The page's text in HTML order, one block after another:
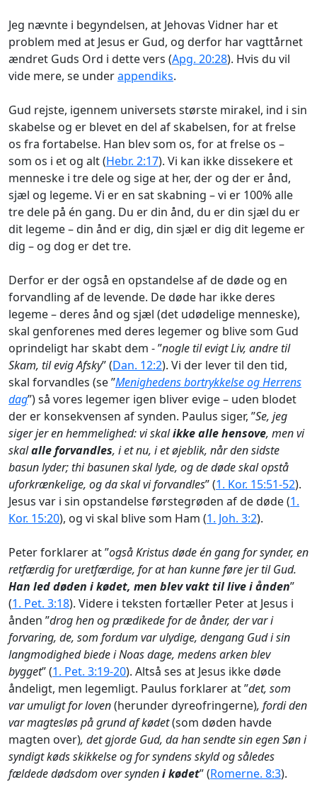
Jeg nævnte i begyndelsen, at Jehovas Vidner har et
problem med at Jesus er Gud, og derfor har vagttårnet
ændret Guds Ord i dette vers (Apg. 20:28). Hvis du vil
vide mere, se underappendiks.
Gud rejste, igennem universets største mirakel, ind i sin
skabelse og er blevet en del af skabelsen, for at frelse
os fra fortabelse. Han blev som os, for at frelse os –
som os i et og alt (Hebr. 2:17). Vi kan ikke dissekere et
menneske i tre dele og sige at her, der og der er ånd,
sjæl og legeme. Vi er en sat skabning – vi er 100% alle
tre dele på én gang. Du er din ånd, du er din sjæl du er
dit legeme – din ånd er dig, din sjæl er dig dit legeme er
dig – og dog er det tre.
Derfor er der også en opstandelse af de døde og en
forvandling af de levende. De døde har ikke deres
legeme – deres ånd og sjæl (det udødelige menneske),
skal genforenes med deres legemer og blive som Gud
oprindeligt har skabt dem - ”nogle til evigt Liv, andre til
Skam, til evig Afsky” (Dan. 12:2). Vi der lever til den tid,
skal forvandles (se ”Menighedens bortrykkelse og Herrens
dag”) så vores legemer igen bliver evige – uden blodet
der er konsekvensen af synden. Paulus siger, ”Se, jeg
siger jer en hemmelighed: vi skalikke alle hensove, men vi
skalalle forvandles, i et nu, i et øjeblik, når den sidste
basun lyder; thi basunen skal lyde, og de døde skal opstå
uforkrænkelige, og da skal vi forvandles” (1. Kor. 15:51-52).
Jesus var i sin opstandelse førstegrøden af de døde (1.
Kor. 15:20), og vi skal blive som Ham (1. Joh. 3:2).
Peter forklarer at ”også Kristus døde én gang for synder, en
retfærdig for uretfærdige, for at han kunne føre jer til Gud.
Han led døden i kødet, men blev vakt til live i ånden”
(1. Pet. 3:18). Videre i teksten fortæller Peter at Jesus i
ånden ”drog hen og prædikede for de ånder, der var i
forvaring, de, som fordum var ulydige, dengang Gud i sin
langmodighed biede i Noas dage, medens arken blev
bygget” (1. Pet. 3:19-20). Altså ses at Jesus ikke døde
åndeligt, men legemligt. Paulus forklarer at ”det, som
var umuligt for loven(herunder dyreofringerne), fordi den
var magtesløs på grund af kødet(som døden havde
magten over), det gjorde Gud, da han sendte sin egen Søn i
syndigt køds skikkelse og for syndens skyld og således
fældede dødsdom over syndeni kødet” (Romerne. 8:3).